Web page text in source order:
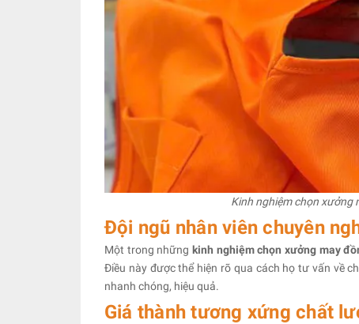
Kinh nghiệm chọn xưởng
Đội ngũ nhân viên chuyên
Một trong những kinh nghiệm chọn xưởng may
Điều này được thể hiện rõ qua cách họ tư vấn về
nhanh chóng, hiệu quả.
Giá thành tương xứng chất